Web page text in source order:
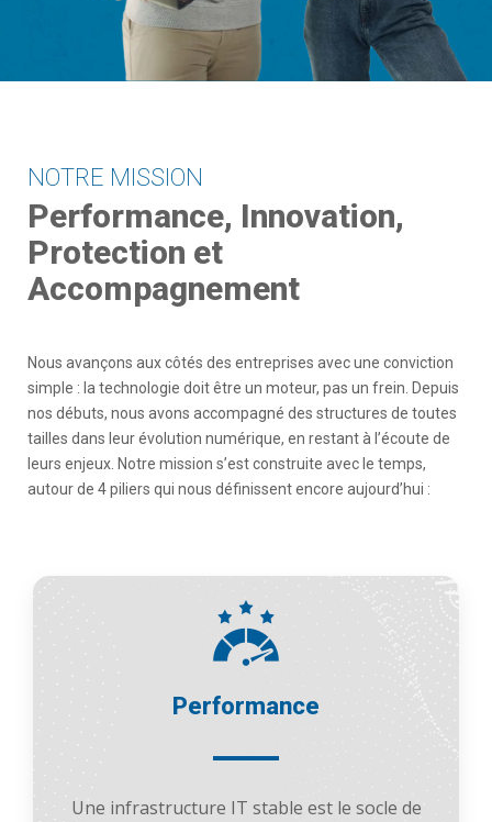
NOTRE MISSION
Performance, Innovation,
Protection et
Accompagnement
Nous avançons aux côtés des entreprises avec une conviction
simple : la technologie doit être un moteur, pas un frein. Depuis
nos débuts, nous avons accompagné des structures de toutes
tailles dans leur évolution numérique, en restant à l’écoute de
leurs enjeux. Notre mission s’est construite avec le temps,
autour de 4 piliers qui nous définissent encore aujourd’hui :
Performance
Une infrastructure IT stable est le socle de